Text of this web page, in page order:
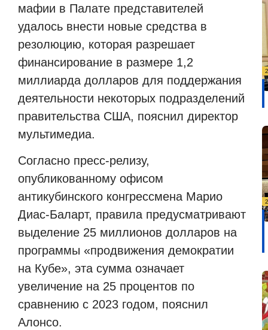
мафии в Палате представителей
удалось внести новые средства в
резолюцию, которая разрешает
финансирование в размере 1,2
миллиарда долларов для поддержания
деятельности некоторых подразделений
правительства США, пояснил директор
мультимедиа.
Согласно пресс-релизу,
опубликованному офисом
антикубинского конгрессмена Марио
Диас-Баларт, правила предусматривают
выделение 25 миллионов долларов на
программы «продвижения демократии
на Кубе», эта сумма означает
увеличение на 25 процентов по
сравнению с 2023 годом, пояснил
Алонсо.